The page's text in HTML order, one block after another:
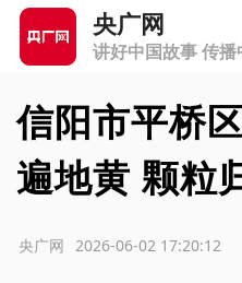
央广网
讲好中国故事 传
信阳市平桥
遍地黄 颗粒
2026-06-02 17:20:12
央广网